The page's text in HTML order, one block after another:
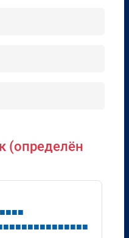
(определён
■■■■
■■■■■■■■■■■■■■